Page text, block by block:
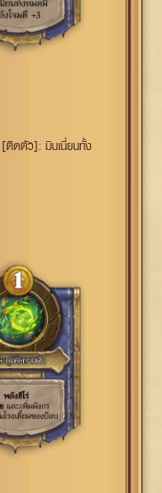
[ติดตัว]: มินเนี่ยนทั้ง